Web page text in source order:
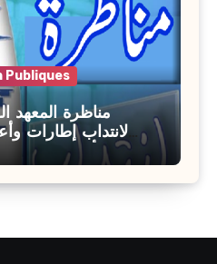
Publiques
مناظرة المعهد
لانتداب إطارات
مختلفة : أخر اجل للترشح 27 جويلية